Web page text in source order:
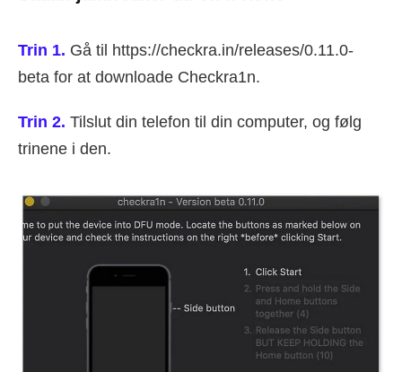
Trin 1. Gå til https://checkra.in/releases/0.11.0-
beta for at downloade Checkra1n.
Trin 2. Tilslut din telefon til din computer, og følg
trinene i den.